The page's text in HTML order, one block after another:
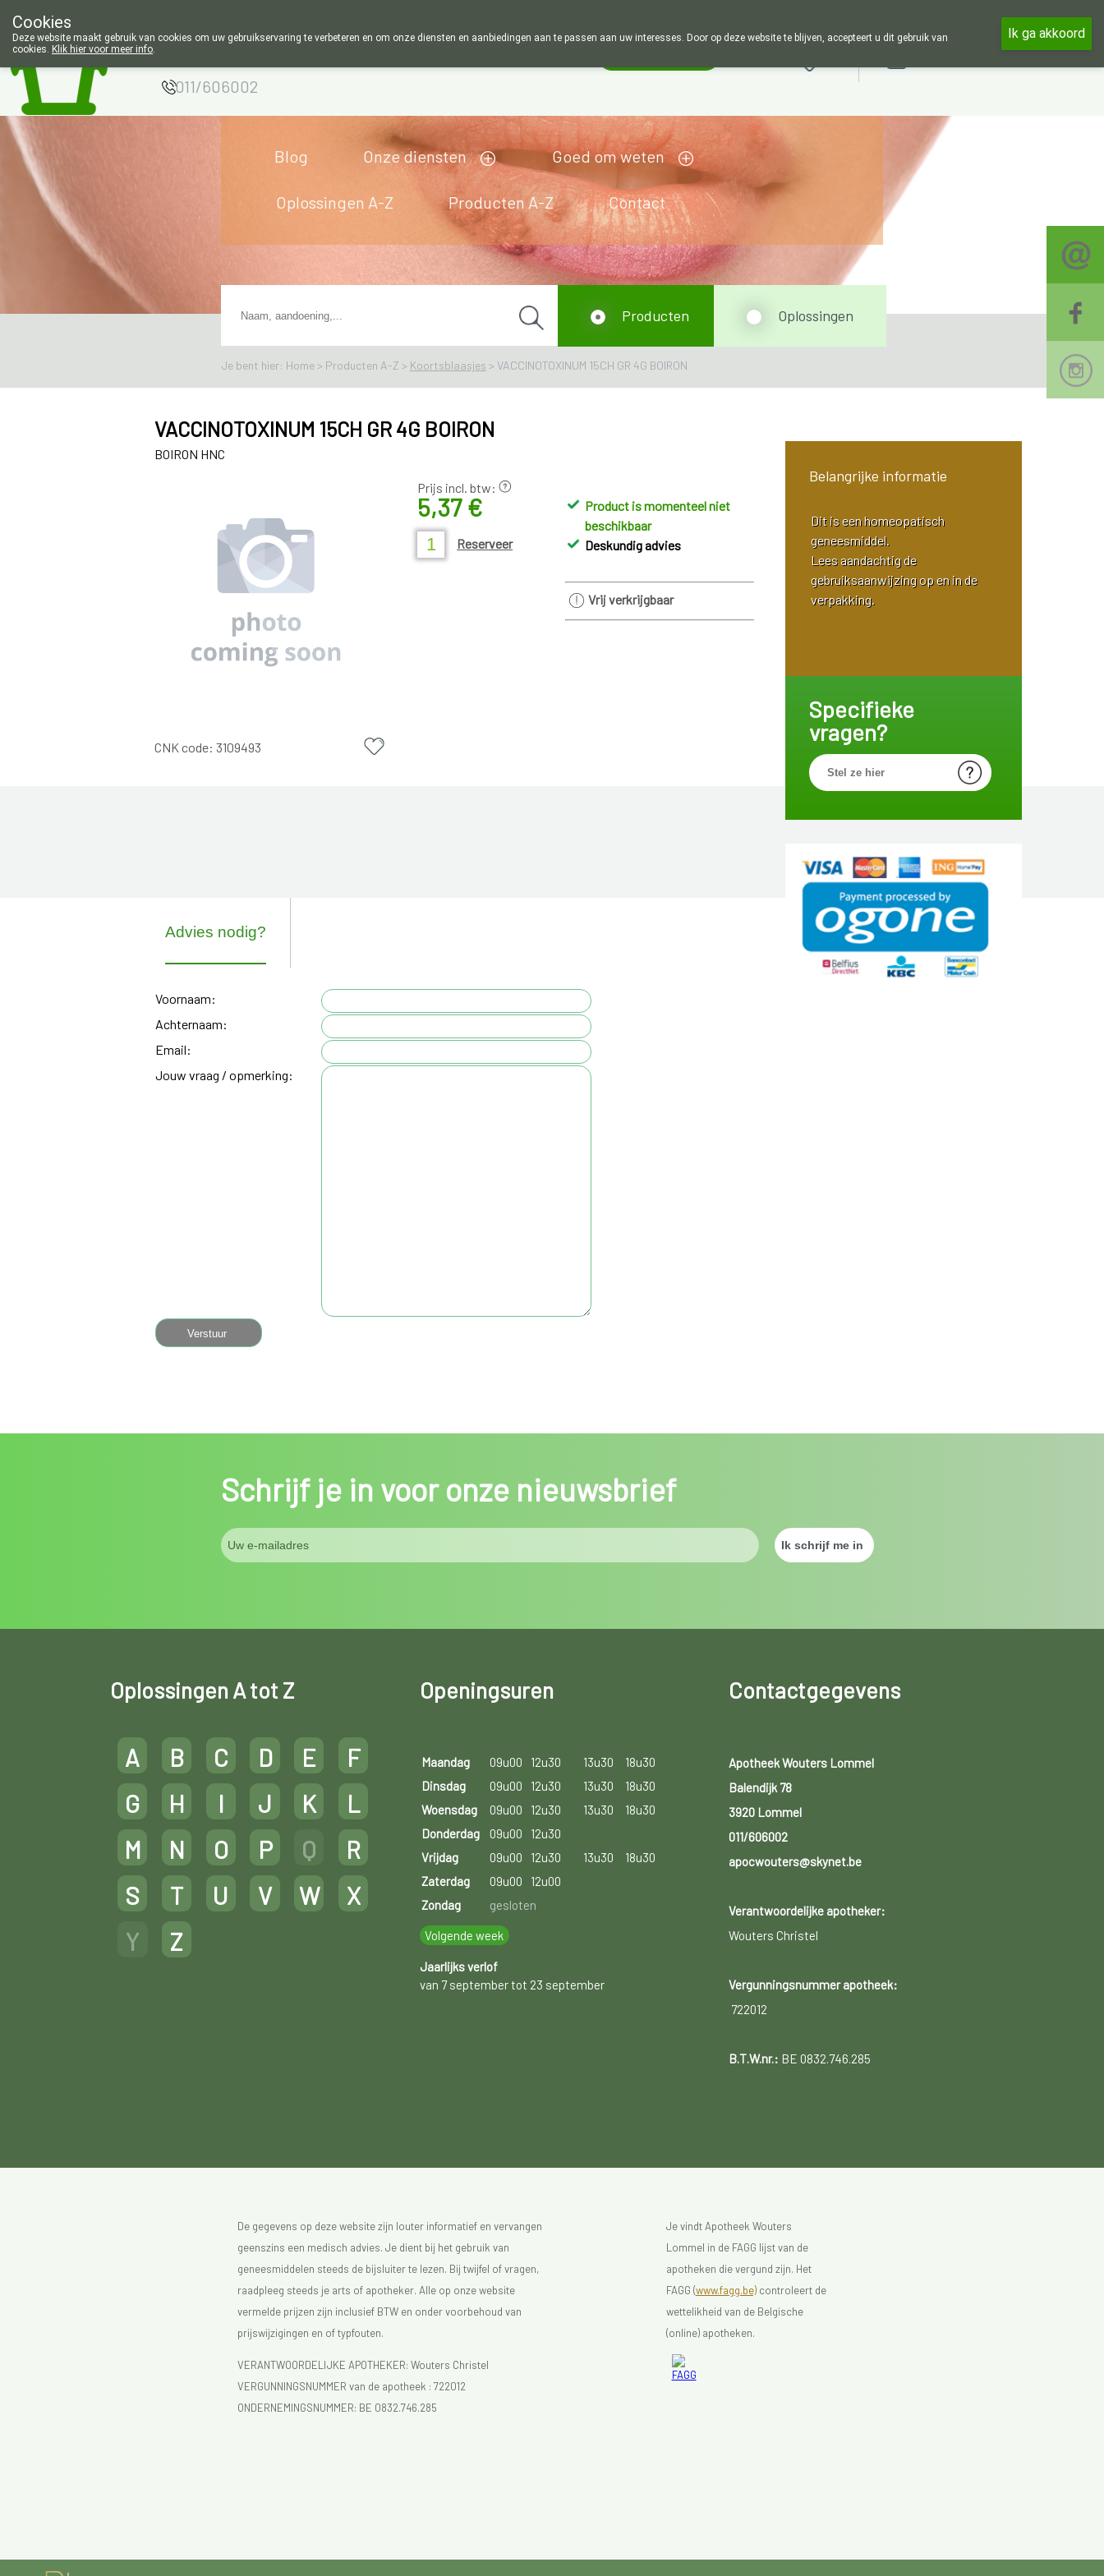
Apotheek Wouters
011/606002
Blog Onze diensten Goed om weten
Oplossingen A-Z Producten A-Z Contact
Je bent hier: Home > Producten A-Z > Koortsblaasjes > VACCINOTOXINUM 15CH GR 4G BOIRON
Producten Oplossingen
VACCINOTOXINUM 15CH GR 4G BOIRON
BOIRON HNC
Prijs incl. btw:
5,37 €
Reserveer
CNK code:3109493
Product is momenteel niet
beschikbaar
Deskundig advies
Vrij verkrijgbaar
Belangrijke informatie
Dit is een homeopatisch
geneesmiddel.
Lees aandachtig de
gebruiksaanwijzing op en in de
verpakking.
Specifieke
vragen?
Advies nodig?
Voornaam:
Achternaam:
Email:
Jouw vraag / opmerking:
Schrijf je in voor onze nieuwsbrief
Oplossingen A tot Z
A B C D E
F
G
H I J K
L
M
N O P Q
R
S
T U V W
X
Y
Z
Openingsuren
Maandag 09u00 12u30 13u30
18u30
Dinsdag
09u00 12u30 13u30
18u30
Woensdag
09u00 12u30 13u30
18u30
Donderdag
09u00
12u30
Vrijdag
09u00 12u30 13u30
18u30
Zaterdag
09u00
12u00
Zondag
gesloten
Volgende week
Jaarlijks verlof
van 7 september tot 23 september
Contactgegevens
Apotheek Wouters Lommel
Balendijk 78
3920 Lommel
011/606002
apocwouters@skynet.be
Verantwoordelijke apotheker:
Wouters Christel
Vergunningsnummer apotheek:
722012
B.T.W.nr.: BE 0832.746.285
De gegevens op deze website zijn louter informatief en vervangen
geenszins een medisch advies. Je dient bij het gebruik van
geneesmiddelen steeds de bijsluiter te lezen. Bij twijfel of vragen,
raadpleeg steeds je arts of apotheker. Alle op onze website
vermelde prijzen zijn inclusief BTW en onder voorbehoud van
prijswijzigingen en of typfouten.
VERANTWOORDELIJKE APOTHEKER: Wouters Christel
VERGUNNINGSNUMMER van de apotheek : 722012
ONDERNEMINGSNUMMER: BE 0832.746.285
Je vindt Apotheek Wouters
Lommel in de FAGG lijst van de
apotheken die vergund zijn. Het
FAGG (www.fagg.be)controleert de
wettelikheid van de Belgische
(online) apotheken.
Cookies
Deze website maakt gebruik van cookies om uw gebruikservaring te verbeteren en om onze diensten en aanbiedingen aan te passen aan uw interesses. Door op deze website te blijven, accepteert u dit gebruik van
cookies. Klik hier voor meer info.
Ik ga akkoord